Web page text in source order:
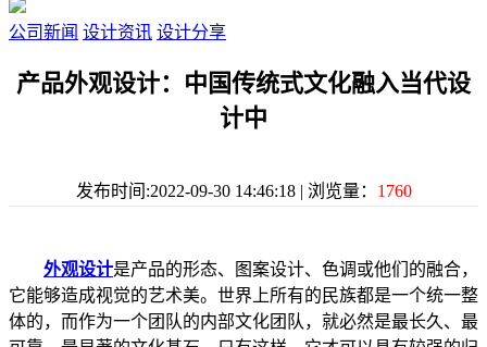
公司新闻 设计资讯 设计分享
产品外观设计：中国传统式文化融入当代设
计中
发布时间:2022-09-30 14:46:18 | 浏览量： 1760
外观设计是产品的形态、图案设计、色调或他们的融合，
它能够造成视觉的艺术美。世界上所有的民族都是一个统一整
体的，而作为一个团队的内部文化团队，就必然是最长久、最